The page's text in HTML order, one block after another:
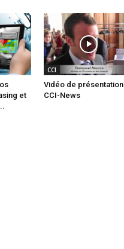
et
CCI
Vidéo de présentation
CCI-News